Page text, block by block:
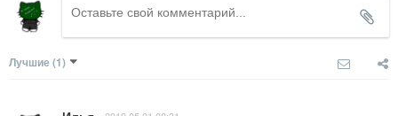
Лучшие (1)